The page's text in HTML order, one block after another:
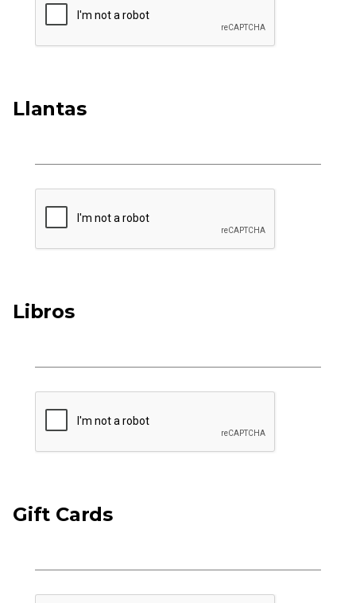
Llantas
Libros
Gift Cards